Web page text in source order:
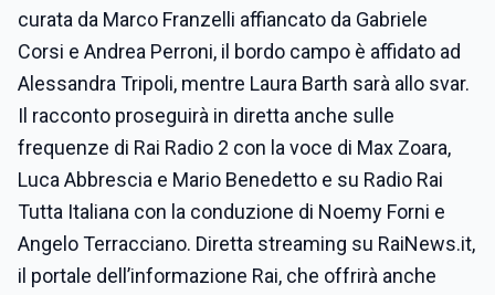
curata da Marco Franzelli affiancato da Gabriele
Corsi e Andrea Perroni, il bordo campo è affidato ad
Alessandra Tripoli, mentre Laura Barth sarà allo svar.
Il racconto proseguirà in diretta anche sulle
frequenze di Rai Radio 2 con la voce di Max Zoara,
Luca Abbrescia e Mario Benedetto e su Radio Rai
Tutta Italiana con la conduzione di Noemy Forni e
Angelo Terracciano. Diretta streaming su RaiNews.it,
il portale dell’informazione Rai, che offrirà anche